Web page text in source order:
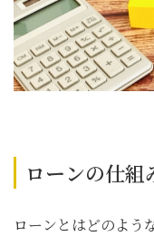
ローンの仕組
ローンとはどのよ